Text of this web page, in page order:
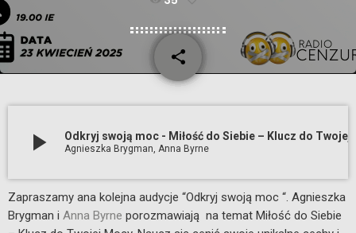
share
email
play_arrow Agnieszka Brygman, Anna Byrne
Zapraszamy ana kolejna audycje “Odkryj swoją moc “. Agnieszka
Brygman i Anna Byrne porozmawiają na temat Miłość do Siebie